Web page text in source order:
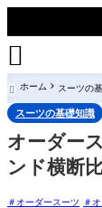

 ホーム スーツの
スーツの基礎知識
オーダー
ンド横断
オーダースーツ